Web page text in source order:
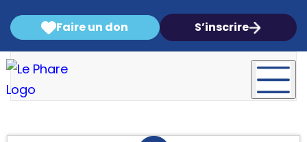
Faire un don S’inscrire